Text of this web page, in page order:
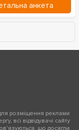
анкета
розміщення реклами
всі відвідувачі сайту
що досягли